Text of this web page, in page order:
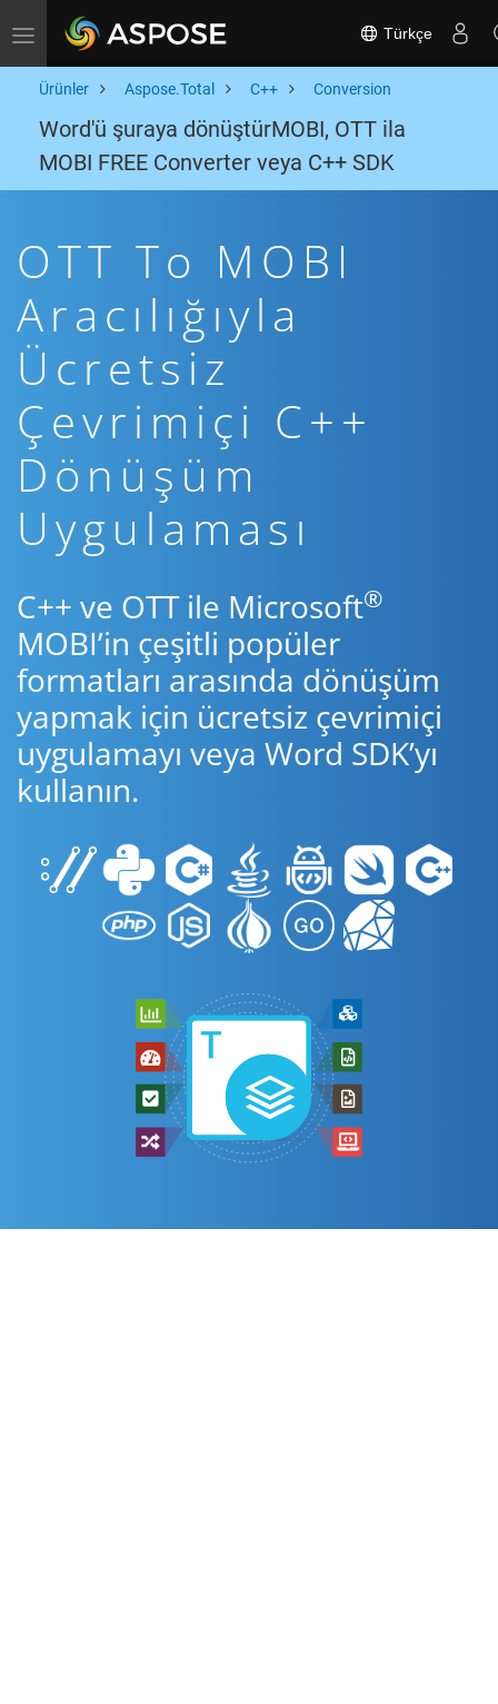
Toggle navigation Türkçe
Ürünler Aspose.Total C++ Conversion
Word'ü şuraya dönüştürMOBI, OTT ila
MOBI FREE Converter veya C++ SDK
OTT To MOBI
Aracılığıyla
Ücretsiz
Çevrimiçi C++
Dönüşüm
Uygulaması
C++ ve OTT ile Microsoft®
MOBI’in çeşitli popüler
formatları arasında dönüşüm
yapmak için ücretsiz çevrimiçi
uygulamayı veya Word SDK’yı
kullanın.